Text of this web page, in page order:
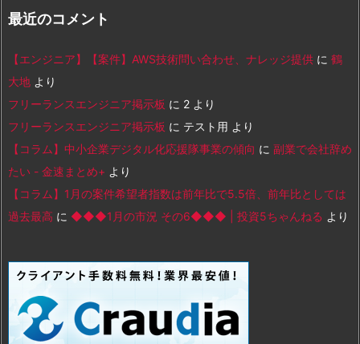
最近のコメント
【エンジニア】【案件】AWS技術問い合わせ、ナレッジ提供 に 鶴
大地 より
フリーランスエンジニア掲示板 に 2 より
フリーランスエンジニア掲示板 に テスト用 より
【コラム】中小企業デジタル化応援隊事業の傾向 に 副業で会社辞め
たい - 金速まとめ+ より
【コラム】1月の案件希望者指数は前年比で5.5倍、前年比としては
過去最高 に ◆◆◆1月の市況 その6◆◆◆ | 投資5ちゃんねる より